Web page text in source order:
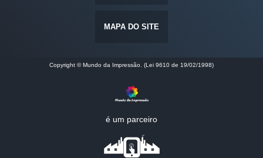
MAPA DO SITE
Copyright © Mundo da Impressão. (Lei 9610 de 19/02/1998)
é um parceiro